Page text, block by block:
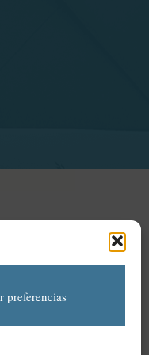
preferencias
de Cultura y Deporte